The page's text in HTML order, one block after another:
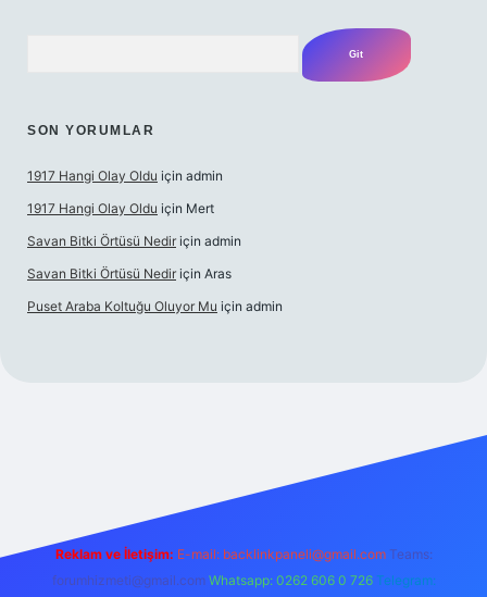
SON YORUMLAR
1917 Hangi Olay Oldu için admin
1917 Hangi Olay Oldu için Mert
Savan Bitki Örtüsü Nedir için admin
Savan Bitki Örtüsü Nedir için Aras
Puset Araba Koltuğu Oluyor Mu için admin
Reklam ve İletişim: E-mail: backlinkpaneli@gmail.com Teams:
forumhizmeti@gmail.com Whatsapp: 0262 606 0 726 Telegram: